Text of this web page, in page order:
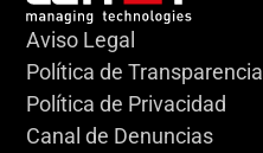
Aviso Legal
Política de Transparencia
Política de Privacidad
Canal de Denuncias